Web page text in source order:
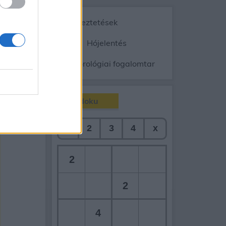
Vészjelzések, figyelmeztetések
Hójelentés
Meteorológiai fogalomtar
Sudoku
2 3 4 x
2
2
4